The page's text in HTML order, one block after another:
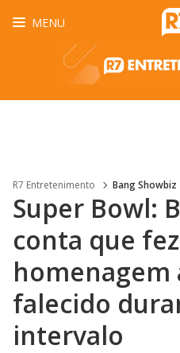
MENU
R7 Entretenimento Bang Showbiz
Super Bowl:
conta que fez
homenagem
falecido
intervalo